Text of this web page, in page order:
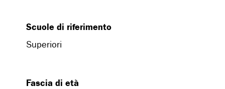
Scuole di riferimento
Superiori
Fascia di età